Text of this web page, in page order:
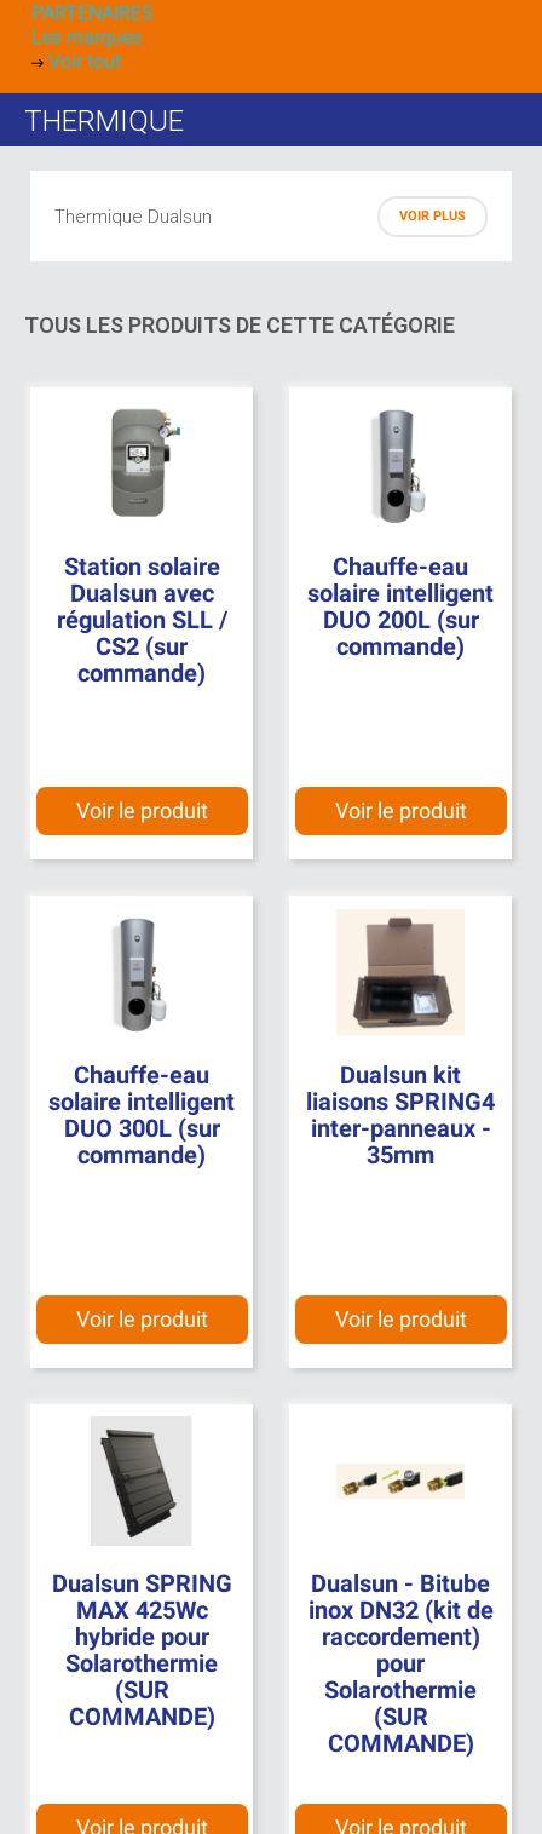
PARTENAIRES
Les marques
Voir tout
THERMIQUE
Thermique Dualsun VOIR PLUS
Spring MAX Dualsun
TOUS LES PRODUITS DE CETTE CATÉGORIE
Station solaire
Dualsun avec
régulation SLL /
CS2 (sur
commande)
Voir le produit
Chauffe-eau
solaire intelligent
DUO 200L (sur
commande)
Voir le produit
Chauffe-eau
solaire intelligent
DUO 300L (sur
commande)
Voir le produit
Dualsun kit
liaisons SPRING4
inter-panneaux -
35mm
Voir le produit
Dualsun SPRING
MAX 425Wc
hybride pour
Solarothermie
(SUR
COMMANDE)
Voir le produit
Dualsun - Bitube
inox DN32 (kit de
raccordement)
pour
Solarothermie
(SUR
COMMANDE)
Voir le produit